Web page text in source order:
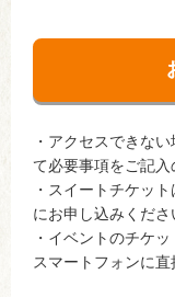
・アクセスできない
て必要事項をご記入
・スイートチケット
にお申し込みくださ
・イベントのチケッ
スマートフォンに